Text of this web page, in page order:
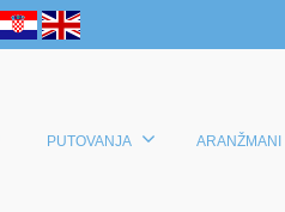
PUTOVANJA ARANŽMANI